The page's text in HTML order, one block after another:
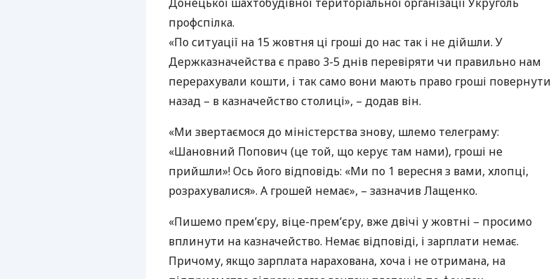
профспілка.
«По ситуації на 15 жовтня ці гроші до нас так і не дійшли. У
Держказначейства є право 3-5 днів перевіряти чи правильно нам
перерахували кошти, і так само вони мають право гроші повернути
назад – в казначейство столиці», – додав він.
«Ми звертаємося до міністерства знову, шлемо телеграму:
«Шановний Попович (це той, що керує там нами), гроші не
прийшли»! Ось його відповідь: «Ми по 1 вересня з вами, хлопці,
розрахувалися». А грошей немає», – зазначив Лащенко.
«Пишемо прем’єру, віце-прем’єру, вже двічі у жовтні – просимо
вплинути на казначейство. Немає відповіді, і зарплати немає.
Причому, якщо зарплата нарахована, хоча і не отримана, на